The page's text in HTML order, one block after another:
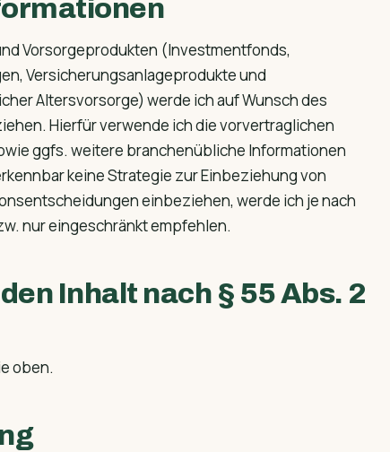
Vorsorgeprodukten (Investmentfonds,
Versicherungsanlageprodukte und
Altersvorsorge) werde ich auf Wunsch des
Hierfür verwende ich die vorvertraglichen
ggfs. weitere branchenübliche Informationen
keine Strategie zur Einbeziehung von
einbeziehen, werde ich je nach
nur eingeschränkt empfehlen.
Inhalt nach § 55 Abs. 2
oben.